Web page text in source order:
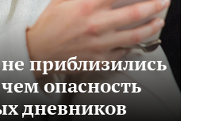
приблизились
опасность
дневников